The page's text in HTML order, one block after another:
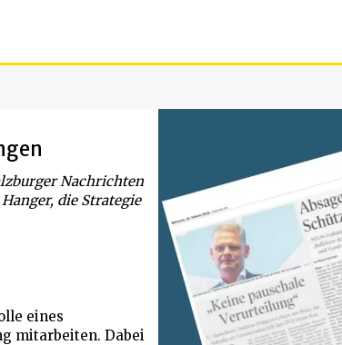
Nachrichten
die Strategie
eines
mitarbeiten. Dabei